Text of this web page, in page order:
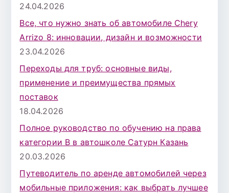
24.04.2026
Все, что нужно знать об автомобиле Chery
Arrizo 8: инновации, дизайн и возможности
23.04.2026
Переходы для труб: основные виды,
применение и преимущества прямых
поставок
18.04.2026
Полное руководство по обучению на права
категории B в автошколе Сатурн Казань
20.03.2026
Путеводитель по аренде автомобилей через
мобильные приложения: как выбрать лучшее